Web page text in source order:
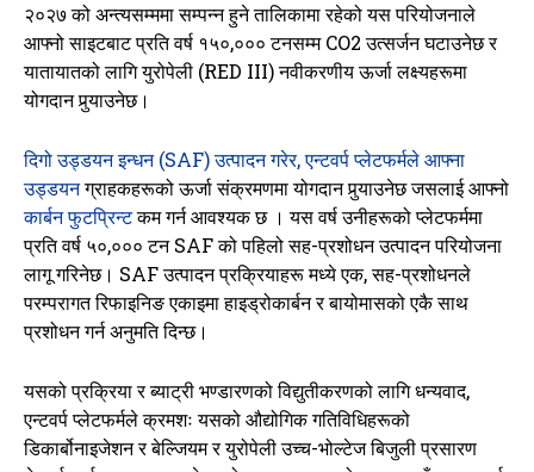
२०२७ को अन्त्यसम्ममा सम्पन्न हुने तालिकामा रहेको यस परियोजनाले
आफ्नो साइटबाट प्रति वर्ष १५०,००० टनसम्म CO2 उत्सर्जन घटाउनेछ र
यातायातको लागि युरोपेली (RED III) नवीकरणीय ऊर्जा लक्ष्यहरूमा
योगदान पुर्‍याउनेछ।
दिगो उड्डयन इन्धन (SAF) उत्पादन गरेर, एन्टवर्प प्लेटफर्मले आफ्ना
उड्डयनग्राहकहरूकोऊर्जा संक्रमणमा योगदान पुर्‍याउनेछ जसलाई आफ्नो
कार्बन फुटप्रिन्टकम गर्न आवश्यक छ । यस वर्ष उनीहरूको प्लेटफर्ममा
प्रति वर्ष ५०,००० टन SAF को पहिलो सह-प्रशोधन उत्पादन परियोजना
लागू गरिनेछ। SAF उत्पादन प्रक्रियाहरू मध्ये एक, सह-प्रशोधनले
परम्परागत रिफाइनिङ एकाइमा हाइड्रोकार्बन र बायोमासको एकै साथ
प्रशोधन गर्न अनुमति दिन्छ।
यसको प्रक्रिया र ब्याट्री भण्डारणको विद्युतीकरणको लागि धन्यवाद,
एन्टवर्प प्लेटफर्मले क्रमशः यसको औद्योगिक गतिविधिहरूको
डिकार्बोनाइजेशन र बेल्जियम र युरोपेली उच्च-भोल्टेज बिजुली प्रसारण